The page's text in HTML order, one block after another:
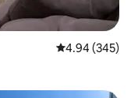
Calificación
4.94 (345)